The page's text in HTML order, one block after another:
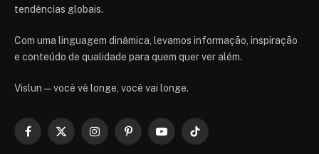
tendências globais.
Com uma linguagem dinâmica, levamos informação, inspiração
e conteúdo de qualidade para quem quer ver além.
Vislun — você vê longe, você vai longe.
Facebook
X
InstagramPinterestYouTubeTikTok